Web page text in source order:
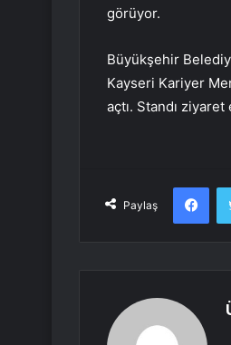
görüyor.
Büyükşehir
Kayseri Kariyer
açtı. Standı
Paylaş